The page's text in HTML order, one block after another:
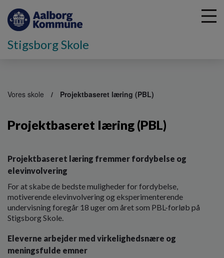
Stigsborg Skole
Vores skole Projektbaseret læring (PBL)
Projektbaseret læring (PBL)
Projektbaseret læring fremmer fordybelse og
elevinvolvering
For at skabe de bedste muligheder for fordybelse,
motiverende elevinvolvering og eksperimenterende
undervisning foregår 18 uger om året som PBL-forløb på
Stigsborg Skole.
Eleverne arbejder med virkelighedsnære og
meningsfulde emner